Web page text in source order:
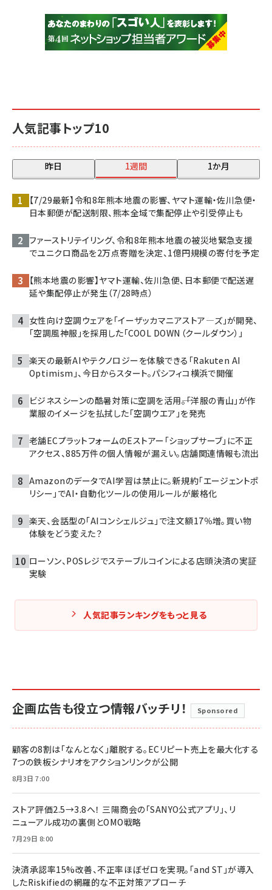
人気記事トップ10
昨日 1週間 1か月
【7/29最新】令和8年熊本地震の影響、ヤマト運輸・佐川急便・
日本郵便が配送制限、熊本全域で集配停止や引受停止も
ファーストリテイリング、令和8年熊本地震の被災地緊急支援
でユニクロ商品を2万点寄贈を決定、1億円規模の寄付を予定
【熊本地震の影響】ヤマト運輸、佐川急便、日本郵便で配送遅
延や集配停止が発生（7/28時点）
女性向け空調ウェアを「イーザッカマニアストア―ズ」が開発、
「空調風神服」を採用した「COOL DOWN（クールダウン）」
楽天の最新AIやテクノロジーを体験できる「Rakuten AI
Optimism」、今日からスタート。パシフィコ横浜で開催
ビジネスシーンの酷暑対策に空調を活用――。「洋服の青山」が作
業服のイメージを払拭した「空調ウエア」を発売
老舗ECプラットフォームのEストアー「ショップサーブ」に不正
アクセス、885万件の個人情報が漏えい。店舗関連情報も流出
AmazonのデータでAI学習は禁止に。新規約「エージェントポ
リシー」でAI・自動化ツールの使用ルールが厳格化
楽天、会話型の「AIコンシェルジュ」で注文額17％増。買い物
体験をどう変えた？
ローソン、POSレジでステーブルコインによる店頭決済の実証
実験
人気記事ランキングをもっと見る
企画広告も役立つ情報バッチリ！ Sponsored
顧客の8割は「なんとなく」離脱する。ECリピート売上を最大化する
7つの鉄板シナリオをアクションリンクが公開
8月3日 7:00
ストア評価2.5→3.8へ！ 三陽商会の「SANYO公式アプリ」、リ
ニューアル成功の裏側とOMO戦略
7月29日 8:00
決済承認率15%改善、不正率ほぼゼロを実現。「and ST」が導入
したRiskifiedの網羅的な不正対策アプローチ